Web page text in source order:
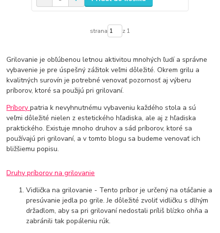
strana z 1
Grilovanie je obľúbenou letnou aktivitou mnohých ľudí a správne
vybavenie je pre úspešný zážitok veľmi dôležité. Okrem grilu a
kvalitných surovín je potrebné venovať pozornosť aj výberu
príborov, ktoré sa použijú pri grilovaní.
Príborypatria k nevyhnutnému vybaveniu každého stola a sú
veľmi dôležité nielen z estetického hľadiska, ale aj z hľadiska
praktického. Existuje mnoho druhov a sád príborov, ktoré sa
používajú pri grilovaní, a v tomto blogu sa budeme venovať ich
bližšiemu popisu.
Druhy príborov na grilovanie
Vidlička na grilovanie - Tento príbor je určený na otáčanie a
presúvanie jedla po grile. Je dôležité zvoliť vidličku s dlhým
držadlom, aby sa pri grilovaní nedostali príliš blízko ohňa a
zabránili tak popáleniu rúk.